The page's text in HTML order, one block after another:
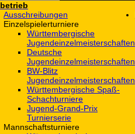
Ausschreibungen
Einzelspielerturniere
Württembergische
Jugendeinzelmeisterschaften
Deutsche
Jugendeinzelmeisterschaften
BW-Blitz
Jugendeinzelmeisterschaften
Württembergische Spaß-
Schachturniere
Jugend-Grand-Prix
Turnierserie
Mannschaftsturniere